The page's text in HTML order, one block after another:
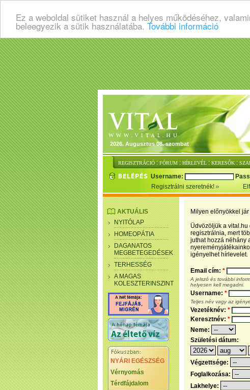
Ez a weboldal sütiket használ a helyes működéséhez,
beleegyezik a sütik használatába. További információ
2026. Augusztus 08. szombat
REGISZTRÁCIÓ : FÓRUM : HÍRLEVÉL : KERESŐK :
Username:
Regisztrálni szeretnék!
AKTUÁLIS
NYITÓLAP
HOMEOPÁTIA
DAGANATOS
MEGBETEGEDÉSEK
TERHESSÉG
A MAGAS
KOLESZTERINSZINT
NYÁRI EGÉSZSÉG
Vérnyomás
Térdfájdalom
Milyen előnyökkel
Üdvözöljük a
regisztrálnia, mert
juthat hozzá néhány
igényelhet hírlevelet.
Email cím: *
A jelszó és további
helyesen kell megadni.
Username: *
Teljes név vagy az
Vezetéknév: *
Keresztnév: *
Neme:
Születési dátum:
Végzettsége:
Foglalkozása:
Lakhelye: